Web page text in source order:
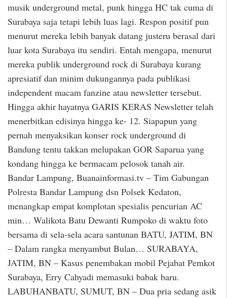
musik underground metal, punk hingga HC tak cuma di
Surabaya saja tetapi lebih luas lagi. Respon positif pun
menurut mereka lebih banyak datang justeru berasal dari
luar kota Surabaya itu sendiri. Entah mengapa, menurut
mereka publik underground rock di Surabaya kurang
apresiatif dan minim dukungannya pada publikasi
independent macam fanzine atau newsletter tersebut.
Hingga akhir hayatnya GARIS KERAS Newsletter telah
menerbitkan edisinya hingga ke- 12. Siapapun yang
pernah menyaksikan konser rock underground di
Bandung tentu takkan melupakan GOR Saparua yang
kondang hingga ke bermacam pelosok tanah air.
Bandar Lampung, Buanainformasi.tv – Tim Gabungan
Polresta Bandar Lampung dsn Polsek Kedaton,
menangkap empat komplotan spesialis pencurian AC
min… Walikota Batu Dewanti Rumpoko di waktu foto
bersama di sela-sela acara santunan BATU, JATIM, BN
– Dalam rangka menyambut Bulan… SURABAYA,
JATIM, BN – Kasus penembakan mobil Pejabat Pemkot
Surabaya, Erry Cahyadi memasuki babak baru.
LABUHANBATU, SUMUT, BN – Dua pria sedang asik